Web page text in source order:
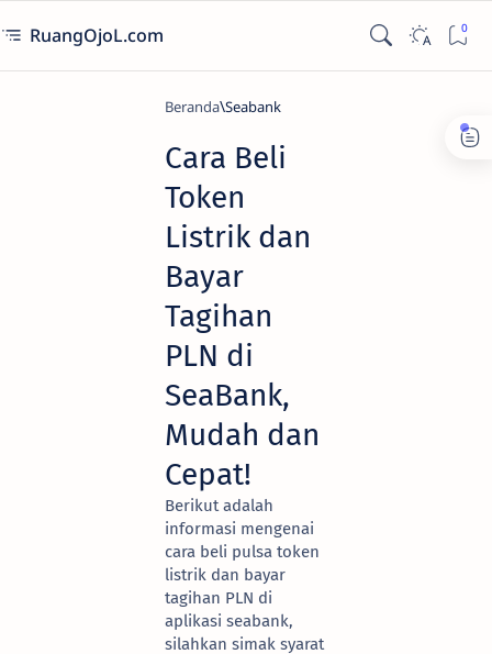
RuangOjoL.com
Beranda Seabank
Cara Beli
Token
Listrik dan
Bayar
Tagihan
PLN di
SeaBank,
Mudah dan
Cepat!
Berikut adalah
informasi mengenai
cara beli pulsa token
listrik dan bayar
tagihan PLN di
aplikasi seabank,
silahkan simak syarat